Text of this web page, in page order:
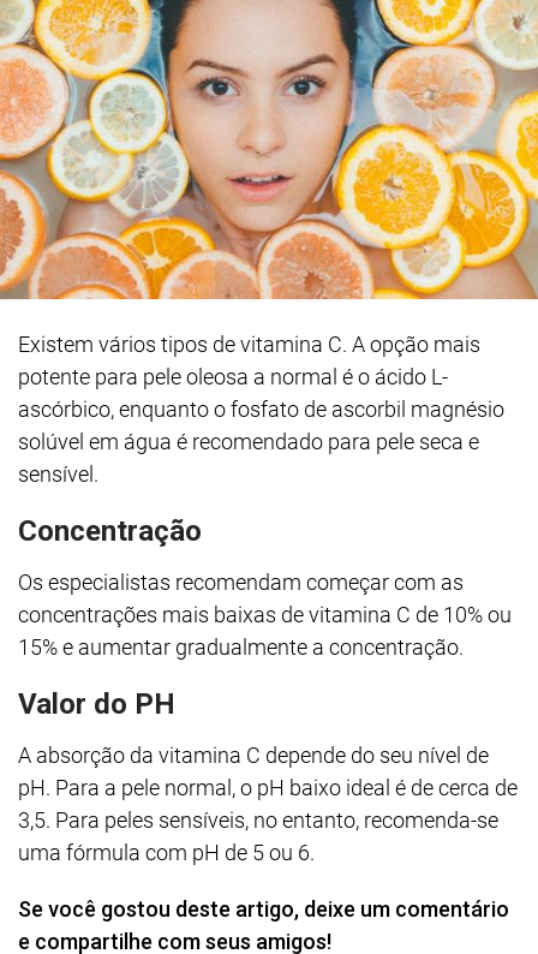
Existem vários tipos de vitamina C. A opção mais
potente para pele oleosa a normal é o ácido L-
ascórbico, enquanto o fosfato de ascorbil magnésio
solúvel em água é recomendado para pele seca e
sensível.
Concentração
Os especialistas recomendam começar com as
concentrações mais baixas de vitamina C de 10% ou
15% e aumentar gradualmente a concentração.
Valor do PH
A absorção da vitamina C depende do seu nível de
pH. Para a pele normal, o pH baixo ideal é de cerca de
3,5. Para peles sensíveis, no entanto, recomenda-se
uma fórmula com pH de 5 ou 6.
Se você gostou deste artigo, deixe um comentário
e compartilhe com seus amigos!